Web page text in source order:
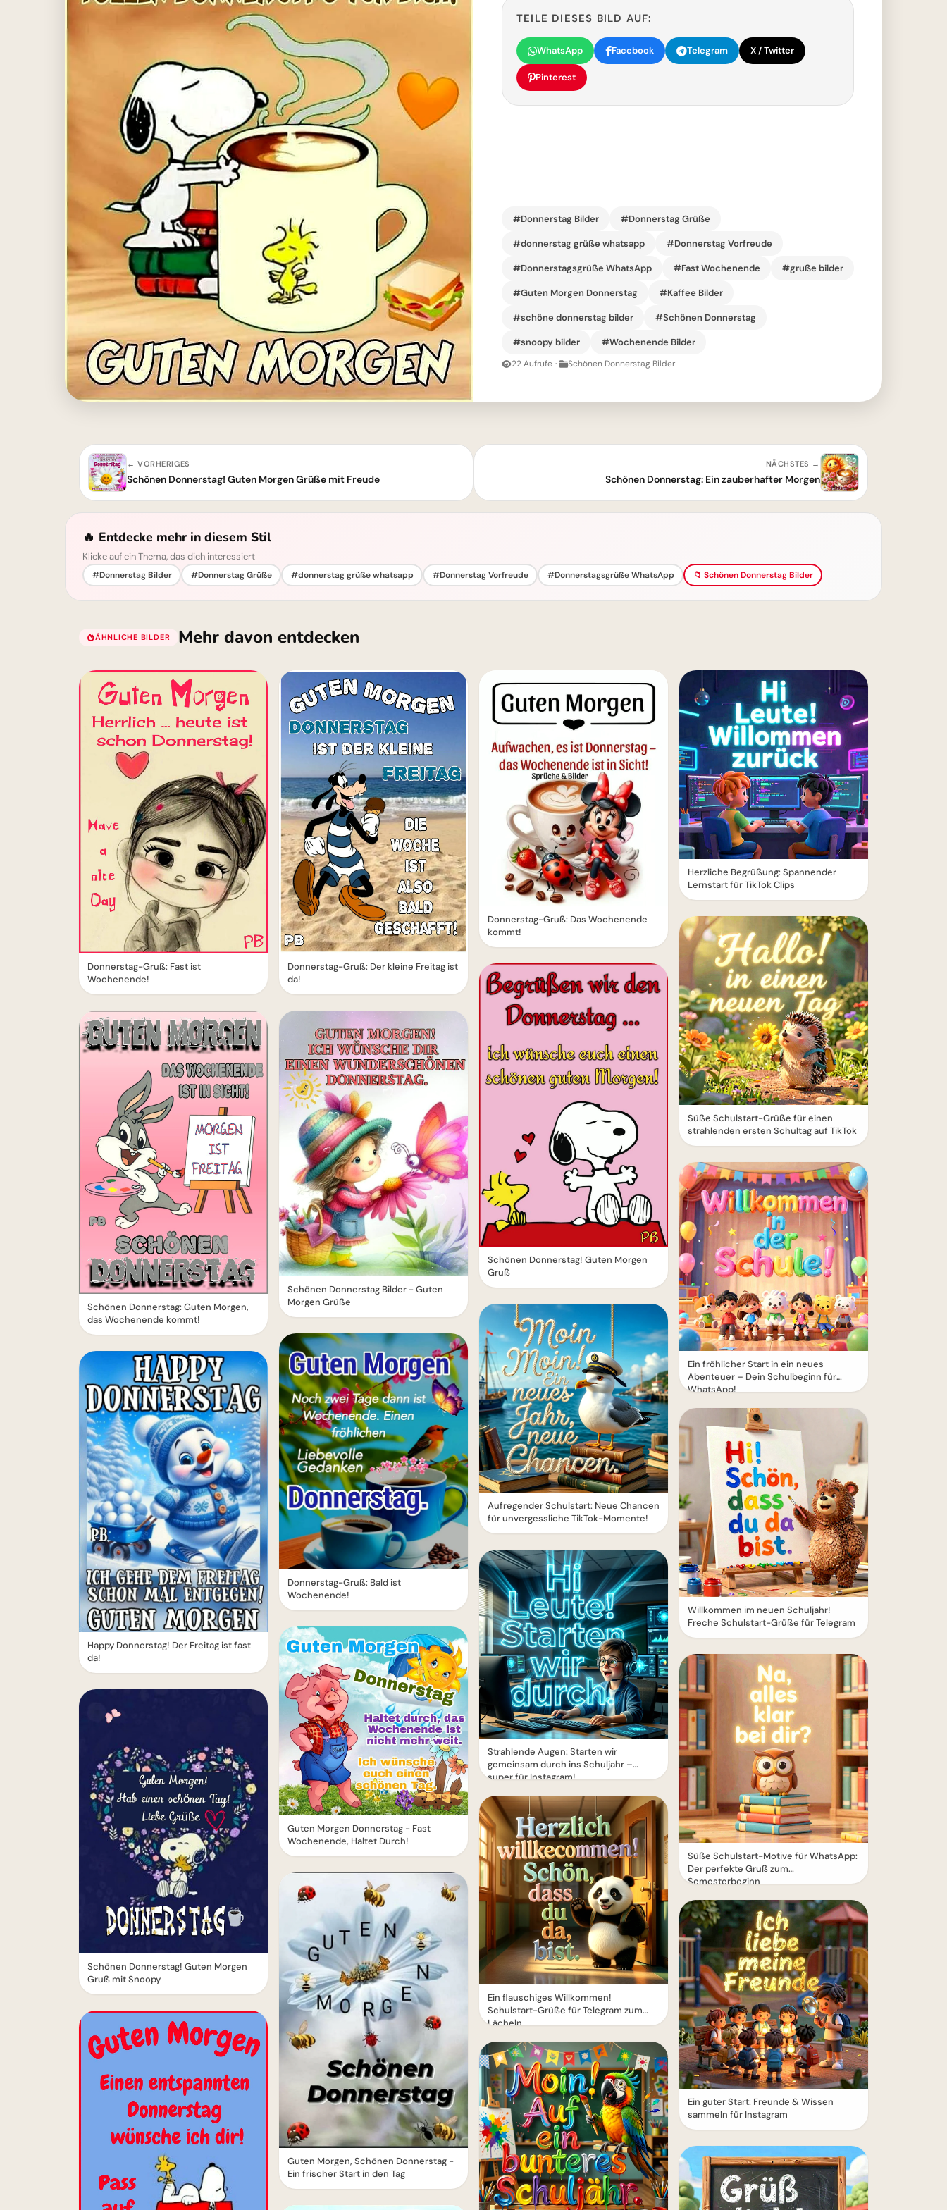
TEILE DIESES BILD AUF:
WhatsApp Facebook Telegram X / Twitter
Pinterest
#Donnerstag Bilder #Donnerstag Grüße
#donnerstag grüße whatsapp #Donnerstag Vorfreude
#Donnerstagsgrüße WhatsApp #Fast Wochenende #gruße bilder
#Guten Morgen Donnerstag #Kaffee Bilder
#schöne donnerstag bilder #Schönen Donnerstag
#snoopy bilder #Wochenende Bilder
22 Aufrufe · Schönen Donnerstag Bilder
← VORHERIGES
Schönen Donnerstag! Guten Morgen Grüße mit Freude
NÄCHSTES →
Schönen Donnerstag: Ein zauberhafter Morgen
🔥 Entdecke mehr in diesem Stil
Klicke auf ein Thema, das dich interessiert
#Donnerstag Bilder #Donnerstag Grüße #donnerstag grüße whatsapp #Donnerstag Vorfreude #Donnerstagsgrüße WhatsApp 📁 Schönen Donnerstag Bilder
ÄHNLICHE BILDER Mehr davon entdecken
Donnerstag-Gruß: Fast ist
Wochenende!
Schönen Donnerstag: Guten Morgen,
das Wochenende kommt!
Happy Donnerstag! Der Freitag ist fast
da!
Schönen Donnerstag! Guten Morgen
Gruß mit Snoopy
Donnerstag-Gruß: Der kleine Freitag ist
da!
Schönen Donnerstag Bilder - Guten
Morgen Grüße
Donnerstag-Gruß: Bald ist
Wochenende!
Guten Morgen Donnerstag - Fast
Wochenende, Haltet Durch!
Guten Morgen, Schönen Donnerstag -
Ein frischer Start in den Tag
Donnerstag-Gruß: Das Wochenende
kommt!
Schönen Donnerstag! Guten Morgen
Gruß
Aufregender Schulstart: Neue Chancen
für unvergessliche TikTok-Momente!
Strahlende Augen: Starten wir
gemeinsam durch ins Schuljahr –
super für Instagram!
Ein flauschiges Willkommen!
Schulstart-Grüße für Telegram zum
Lächeln
Herzliche Begrüßung: Spannender
Lernstart für TikTok Clips
Süße Schulstart-Grüße für einen
strahlenden ersten Schultag auf TikTok
Ein fröhlicher Start in ein neues
Abenteuer – Dein Schulbeginn für
WhatsApp!
Willkommen im neuen Schuljahr!
Freche Schulstart-Grüße für Telegram
Süße Schulstart-Motive für WhatsApp:
Der perfekte Gruß zum
Semesterbeginn
Ein guter Start: Freunde & Wissen
sammeln für Instagram